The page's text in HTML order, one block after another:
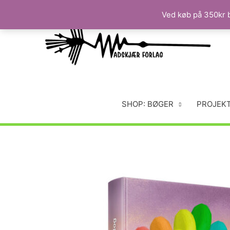
Ved køb på 350kr
SHOP: BØGER